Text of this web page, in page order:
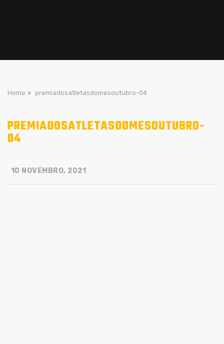
Home > premiadosatletasdomesoutubro-04
PREMIADOSATLETASDOMESOUTUBRO-
04
10 NOVEMBRO, 2021